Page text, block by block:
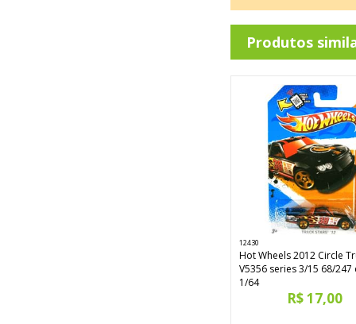
Produtos
12430
Hot Wheels 2012 Circle
V5356 series 3/15 68/247
1/64
R$ 17,00